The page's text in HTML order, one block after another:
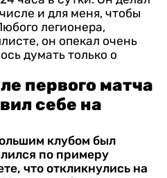
и для меня, чтобы
легионера,
он опекал очень
думать только о
первого матча
себе на
клубом был
по примеру
что откликнулись на